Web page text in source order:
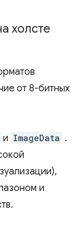
холсте
от 8-битных
и ImageData .
и